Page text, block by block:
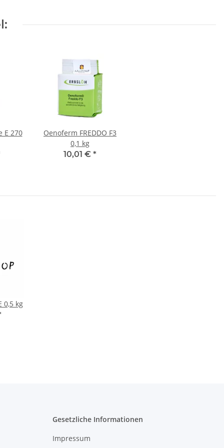
E 270
Oenoferm FREDDO F3
0,1 kg
10,01 € *
0,5 kg
Gesetzliche Informationen
Impressum